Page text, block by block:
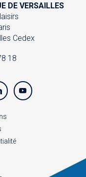
DE VERSAILLES
Cedex
18